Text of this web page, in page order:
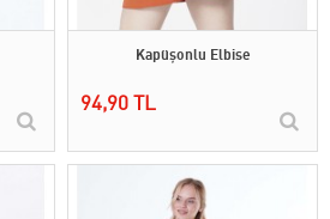
Kapüşonlu Elbise
94,90 TL